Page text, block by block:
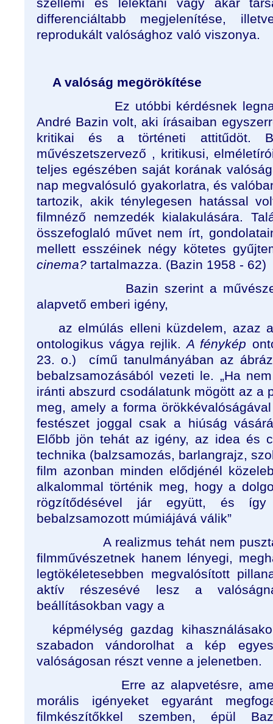
differenciáltabb megjelenítése,
reprodukált valósághoz való viszonya.
A valóság megörökítése
Ez utóbbi kérdésnek
André Bazin volt, aki írásaiban
kritikai és a történeti attitűdöt.
művészetszervező , kritikusi,
teljes egészében saját korának
nap megvalósuló gyakorlatra, és
tartozik, akik ténylegesen hatással
filmnéző nemzedék kialakulására.
összefoglaló művet nem írt,
mellett esszéinek négy kötetes
cinema? tartalmazza. (Bazin 1958 - 62)
Bazin szerint a
alapvető emberi igény,
az elmúlás elleni küzdelem, azaz
ontologikus vágya rejlik.A fénykép
23. o.)
című tanulmányában az
bebalzsamozásából vezeti le. „Ha
iránti abszurd csodálatunk mögött az a
meg, amely a forma
festészet joggal csak a hiúság
Előbb jön tehát az igény, az idea és
technika (balzsamozás, barlangrajz,
film azonban minden elődjénél
alkalommal történik meg, hogy a
rögzítődésével jár együtt, és
bebalzsamozott múmiájává válik”
A realizmus tehát nem
filmművészetnek hanem lényegi,
legtökéletesebben megvalósított
aktív részesévé lesz a
beállításokban vagy a
képmélység gazdag
szabadon vándorolhat a kép
valóságosan részt venne a jelenetben.
Erre az alapvetésre,
morális igényeket egyaránt
filmkészítőkkel szemben, épül